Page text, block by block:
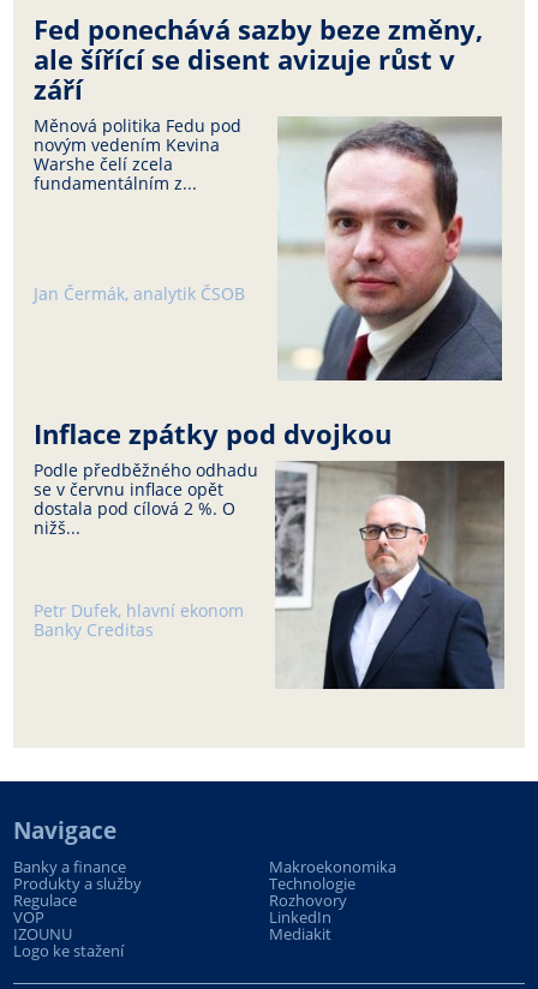
Fed ponechává sazby beze změny,
ale šířící se disent avizuje růst v
září
Měnová politika Fedu pod
novým vedením Kevina
Warshe čelí zcela
fundamentálním z...
Jan Čermák, analytik ČSOB
Inflace zpátky pod dvojkou
Podle předběžného odhadu
se v červnu inflace opět
dostala pod cílová 2 %. O
nižš...
Petr Dufek, hlavní ekonom
Banky Creditas
Navigace
Banky a finance Makroekonomika
Produkty a služby Technologie
Regulace Rozhovory
VOP LinkedIn
IZOUNU Mediakit
Logo ke stažení